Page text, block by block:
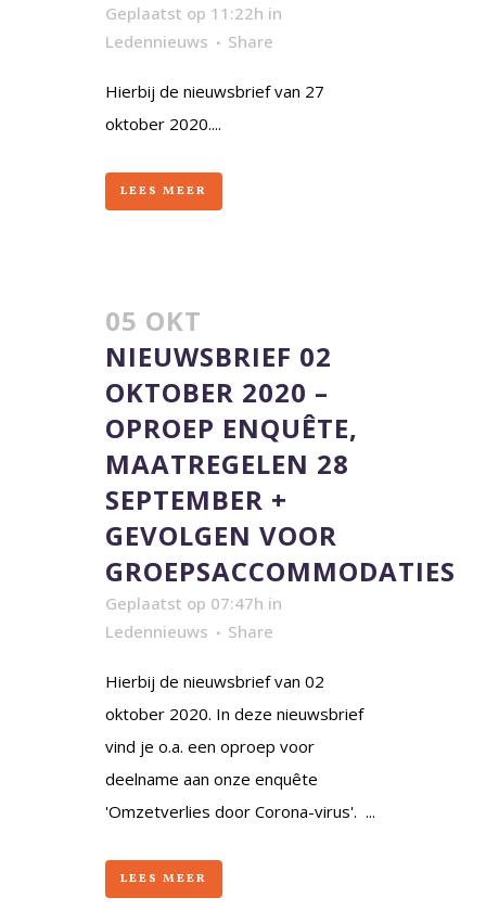
Geplaatst op 11:22h in
Ledennieuws
Share
Hierbij de nieuwsbrief van 27
oktober 2020....
LEES MEER
05 OKT
NIEUWSBRIEF 02
OKTOBER 2020 –
OPROEP ENQUÊTE,
MAATREGELEN 28
SEPTEMBER +
GEVOLGEN VOOR
GROEPSACCOMMODATIES
Geplaatst op 07:47h in
Ledennieuws
Share
Hierbij de nieuwsbrief van 02
oktober 2020. In deze nieuwsbrief
vind je o.a. een oproep voor
deelname aan onze enquête
'Omzetverlies door Corona-virus'. ...
LEES MEER